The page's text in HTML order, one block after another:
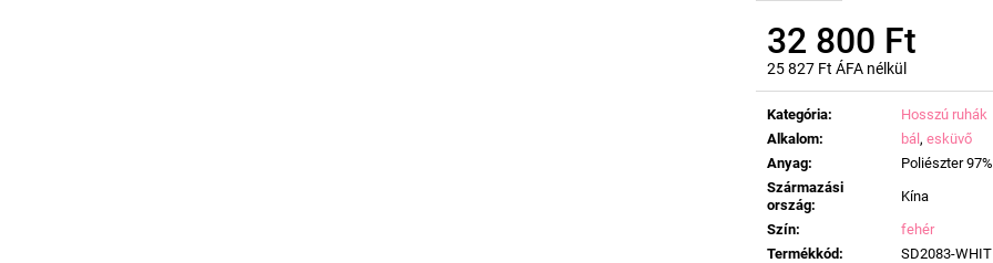
32 800 Ft
25 827 Ft ÁFA nélkül
Egységár:
Kategória:
Hosszú ruhák
Alkalom: bál, esküvő
Anyag:
Poliészter
Származási
ország:
Kína
Szín:
fehér
Termékkód: SD2083-